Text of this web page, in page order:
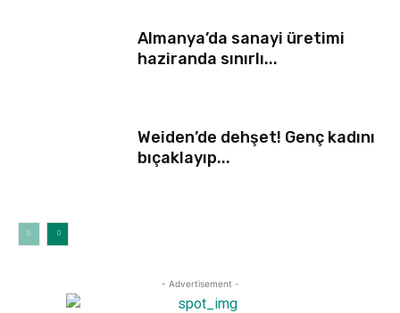
Almanya’da sanayi üretimi
haziranda sınırlı...
Weiden’de dehşet! Genç kadını
bıçaklayıp...
- Advertisement -